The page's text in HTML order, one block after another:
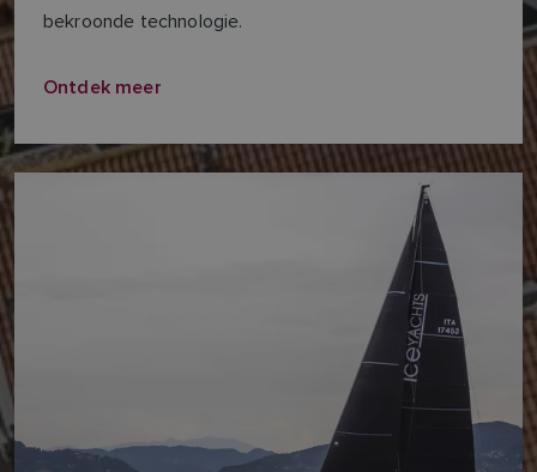
bekroonde technologie.
Ontdek meer